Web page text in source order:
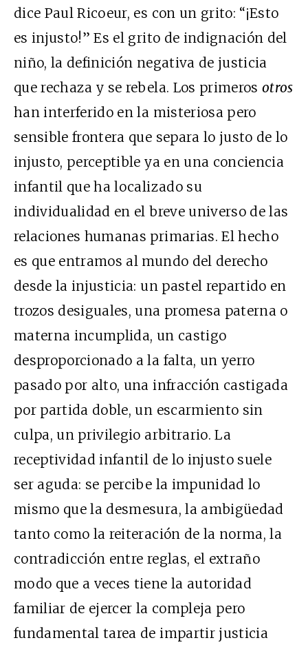
dice Paul Ricoeur, es con un grito: “¡Esto
es injusto!” Es el grito de indignación del
niño, la definición negativa de justicia
que rechaza y se rebela. Los primeros otros
han interferido en la misteriosa pero
sensible frontera que separa lo justo de lo
injusto, perceptible ya en una conciencia
infantil que ha localizado su
individualidad en el breve universo de las
relaciones humanas primarias. El hecho
es que entramos al mundo del derecho
desde la injusticia: un pastel repartido en
trozos desiguales, una promesa paterna o
materna incumplida, un castigo
desproporcionado a la falta, un yerro
pasado por alto, una infracción castigada
por partida doble, un escarmiento sin
culpa, un privilegio arbitrario. La
receptividad infantil de lo injusto suele
ser aguda: se percibe la impunidad lo
mismo que la desmesura, la ambigüedad
tanto como la reiteración de la norma, la
contradicción entre reglas, el extraño
modo que a veces tiene la autoridad
familiar de ejercer la compleja pero
fundamental tarea de impartir justicia